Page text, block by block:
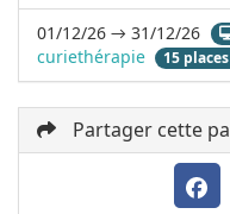
01/12/26 → 31/12/26
curiethérapie
15
Partager cette